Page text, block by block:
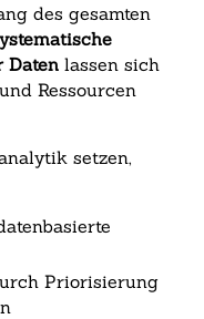
des gesamten
Datenlassen sich
Ressourcen
setzen,
Priorisierung